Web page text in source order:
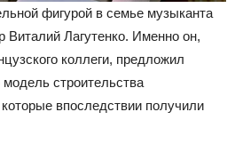
фигурой в семье музыканта
Виталий Лагутенко. Именно он,
коллеги, предложил
строительства
впоследствии получили